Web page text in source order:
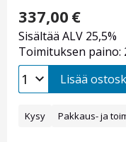
337,00 €
Sisältää ALV 25,5%
Toimituksen paino:
Lisää
Kysy Pakkaus- ja